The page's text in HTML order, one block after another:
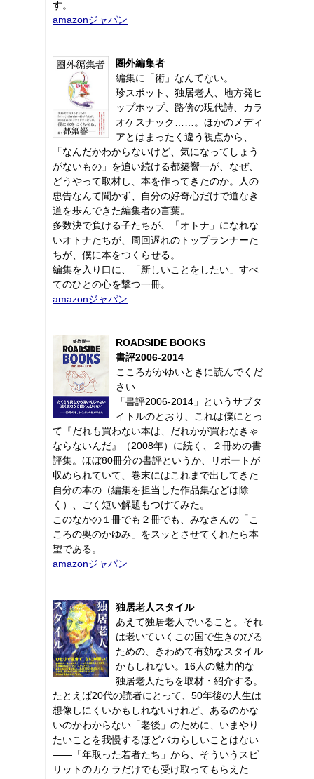
す。
amazonジャパン
圏外編集者
編集に「術」なんてない。
珍スポット、独居老人、地方発ヒ
ップホップ、路傍の現代詩、カラ
オケスナック……。ほかのメディ
アとはまったく違う視点から、
「なんだかわからないけど、気になってしょう
がないもの」を追い続ける都築響一が、なぜ、
どうやって取材し、本を作ってきたのか。人の
忠告なんて聞かず、自分の好奇心だけで道なき
道を歩んできた編集者の言葉。
多数決で負ける子たちが、「オトナ」になれな
いオトナたちが、周回遅れのトップランナーた
ちが、僕に本をつくらせる。
編集を入り口に、「新しいことをしたい」すべ
てのひとの心を撃つ一冊。
amazonジャパン
ROADSIDE BOOKS
書評2006-2014
こころがかゆいときに読んでくだ
さい
「書評2006-2014」というサブタ
イトルのとおり、これは僕にとっ
て『だれも買わない本は、だれかが買わなきゃ
ならないんだ』（2008年）に続く、２冊めの書
評集。ほぼ80冊分の書評というか、リポートが
収められていて、巻末にはこれまで出してきた
自分の本の（編集を担当した作品集などは除
く）、ごく短い解題もつけてみた。
このなかの１冊でも２冊でも、みなさんの「こ
ころの奥のかゆみ」をスッとさせてくれたら本
望である。
amazonジャパン
独居老人スタイル
あえて独居老人でいること。それ
は老いていくこの国で生きのびる
ための、きわめて有効なスタイル
かもしれない。16人の魅力的な
独居老人たちを取材・紹介する。
たとえば20代の読者にとって、50年後の人生は
想像しにくいかもしれないけれど、あるのかな
いのかわからない「老後」のために、いまやり
たいことを我慢するほどバカらしいことはない
――「年取った若者たち」から、そういうスピ
リットのカケラだけでも受け取ってもらえた